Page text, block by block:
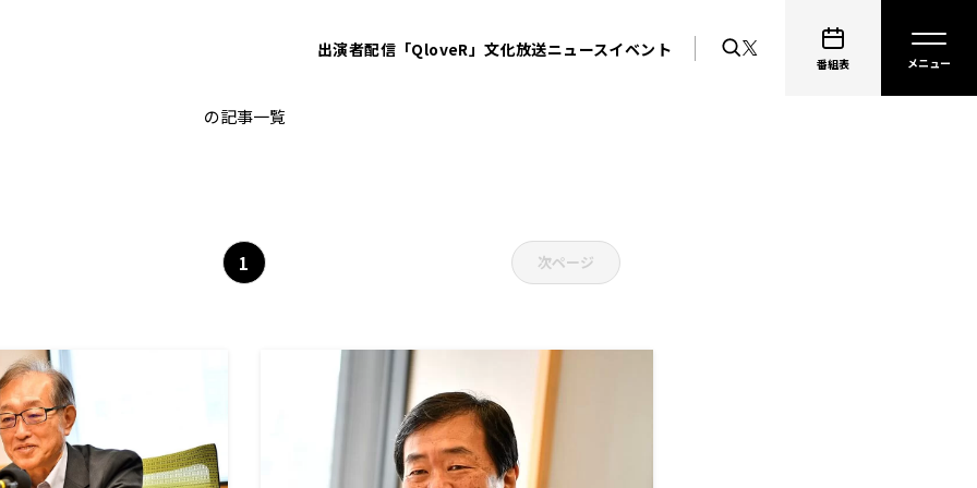
出演者配信「QloveR」文化放送ニュースイベント
番組表
の記事一覧
1 次ページ